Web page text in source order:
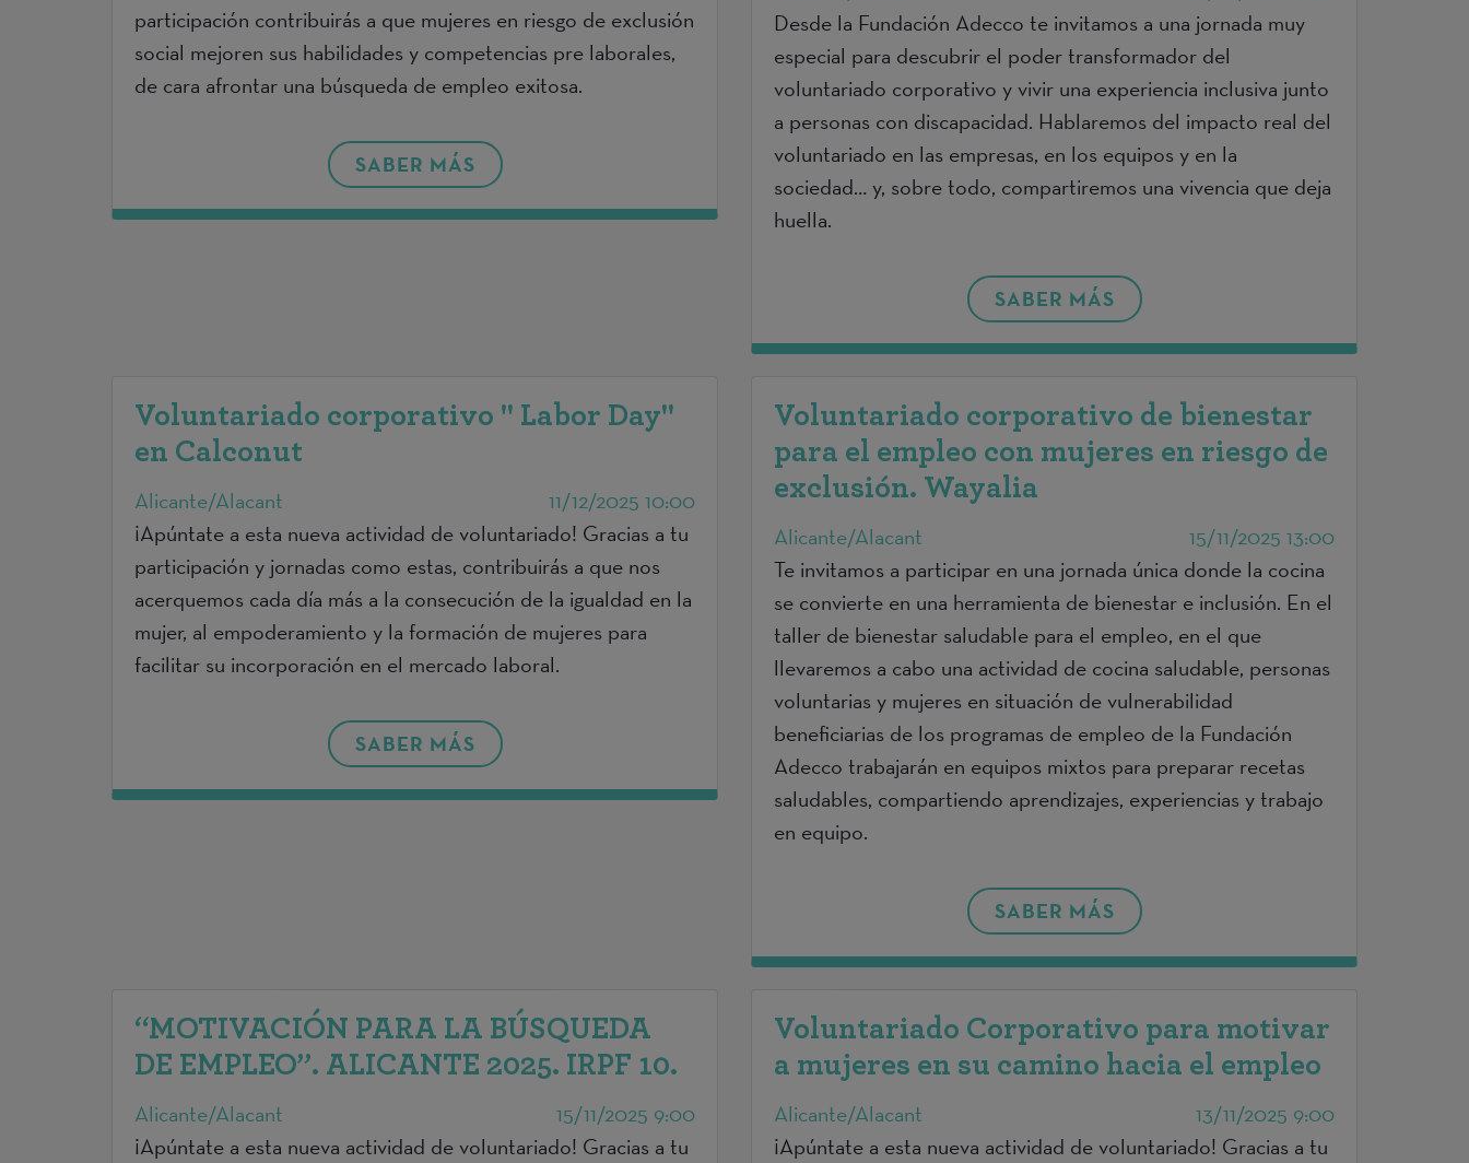
participación contribuirás a que mujeres en riesgo de exclusión
social mejoren sus habilidades y competencias pre laborales,
de cara afrontar una búsqueda de empleo exitosa.
SABER MÁS
Desde la Fundación Adecco te invitamos a una jornada muy
especial para descubrir el poder transformador del
voluntariado corporativo y vivir una experiencia inclusiva junto
a personas con discapacidad. Hablaremos del impacto real del
voluntariado en las empresas, en los equipos y en la
sociedad… y, sobre todo, compartiremos una vivencia que deja
huella.
SABER MÁS
Voluntariado corporativo " Labor Day"
en Calconut
Alicante/Alacant
11/12/2025 10:00
¡Apúntate a esta nueva actividad de voluntariado! Gracias a tu
participación y jornadas como estas, contribuirás a que nos
acerquemos cada día más a la consecución de la igualdad en la
mujer, al empoderamiento y la formación de mujeres para
facilitar su incorporación en el mercado laboral.
SABER MÁS
Voluntariado corporativo de bienestar
para el empleo con mujeres en riesgo de
exclusión. Wayalia
Alicante/Alacant
15/11/2025 13:00
Te invitamos a participar en una jornada única donde la cocina
se convierte en una herramienta de bienestar e inclusión. En el
taller de bienestar saludable para el empleo, en el que
llevaremos a cabo una actividad de cocina saludable, personas
voluntarias y mujeres en situación de vulnerabilidad
beneficiarias de los programas de empleo de la Fundación
Adecco trabajarán en equipos mixtos para preparar recetas
saludables, compartiendo aprendizajes, experiencias y trabajo
en equipo.
SABER MÁS
“MOTIVACIÓN PARA LA BÚSQUEDA
DE EMPLEO”. ALICANTE 2025. IRPF 10.
Alicante/Alacant
15/11/2025 9:00
¡Apúntate a esta nueva actividad de voluntariado! Gracias a tu
Voluntariado Corporativo para motivar
a mujeres en su camino hacia el empleo
Alicante/Alacant
13/11/2025 9:00
¡Apúntate a esta nueva actividad de voluntariado! Gracias a tu